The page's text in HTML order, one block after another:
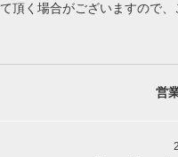
て頂く場合がございますので、
営